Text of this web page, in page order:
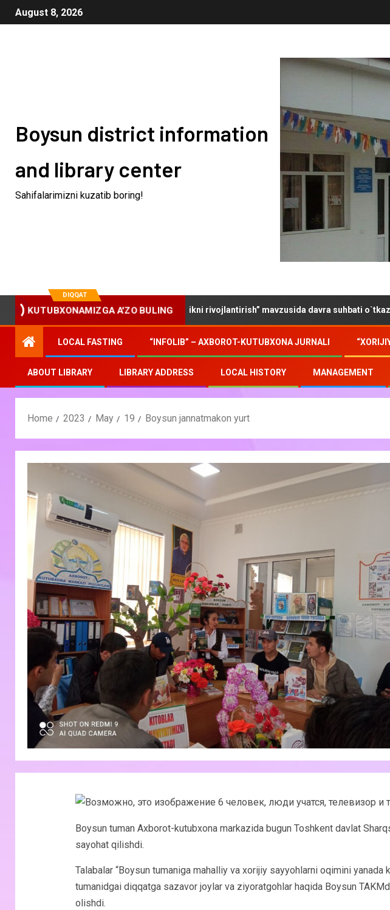
August 8, 2026
Boysun district information
and library center
Sahifalarimizni kuzatib boring!
DIQQAT
KUTUBXONAMIZGA A'ZO BULING
“Yosh oilalarda kitobxonlikni rivojlantirish” mavzusida davra suhbati o`tkazildi.
LOCAL FASTING “INFOLIB” – AXBOROT-KUTUBXONA JURNALI
ABOUT LIBRARY LIBRARY ADDRESS LOCAL HISTORY MANAGEMENT
Home 2023 May 19 Boysun jannatmakon yurt
Boysun tuman Axborot-kutubxona markazida bugun Toshkent davlat
sayohat qilishdi.
Talabalar “Boysun tumaniga mahalliy va xorijiy sayyohlarni oqimini yanada
tumanidgai diqqatga sazavor joylar va ziyoratgohlar haqida Boysun
olishdi.